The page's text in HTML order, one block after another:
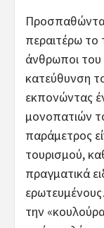
περαιτέρω το
άνθρωποι του
κατεύθυνση
εκπονώντας
μονοπατιών
παράμετρος
τουρισμού,
πραγματικά
την